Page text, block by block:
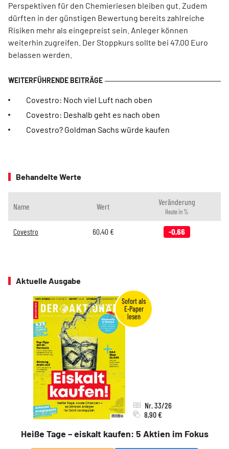
Perspektiven für den Chemieriesen bleiben gut. Zudem
dürften in der günstigen Bewertung bereits zahlreiche
Risiken mehr als eingepreist sein. Anleger können
weiterhin zugreifen. Der Stoppkurs sollte bei 47,00 Euro
belassen werden.
Covestro: Noch viel Luft nach oben
Covestro: Deshalb geht es nach oben
Covestro? Goldman Sachs würde kaufen
Behandelte Werte
Name Wert Veränderung
Heute in %
Covestro 60,40€ -0,66
Aktuelle Ausgabe
Heiße Tage – eiskalt kaufen: 5 Aktien im Fokus
Nr. 33/26
8,90 €